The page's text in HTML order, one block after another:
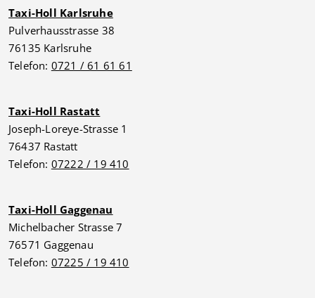
Taxi-Holl Karlsruhe
Pulverhausstrasse 38
76135 Karlsruhe
Telefon: 0721 / 61 61 61
Taxi-Holl Rastatt
Joseph-Loreye-Strasse 1
76437 Rastatt
Telefon: 07222 / 19 410
Taxi-Holl Gaggenau
Michelbacher Strasse 7
76571 Gaggenau
Telefon: 07225 / 19 410